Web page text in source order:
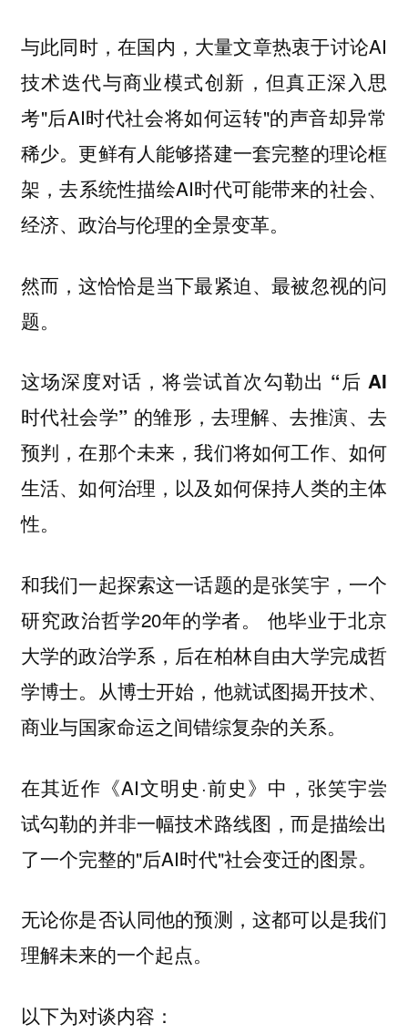
与此同时，在国内，大量文章热衷于讨论AI
技术迭代与商业模式创新，但真正深入思
考"后AI时代社会将如何运转"的声音却异常
稀少。更鲜有人能够搭建一套完整的理论框
架，去系统性描绘AI时代可能带来的社会、
经济、政治与伦理的全景变革。
然而，这恰恰是当下最紧迫、最被忽视的问
题。
这场深度对话，将尝试首次勾勒出 “后 AI
时代社会学” 的雏形，去理解、去推演、去
预判，在那个未来，我们将如何工作、如何
生活、如何治理，以及如何保持人类的主体
性。
和我们一起探索这一话题的是张笑宇，一个
研究政治哲学20年的学者。 他毕业于北京
大学的政治学系，后在柏林自由大学完成哲
学博士。从博士开始，他就试图揭开技术、
商业与国家命运之间错综复杂的关系。
在其近作《AI文明史·前史》中，张笑宇尝
试勾勒的并非一幅技术路线图，而是描绘出
了一个完整的"后AI时代"社会变迁的图景。
无论你是否认同他的预测，这都可以是我们
理解未来的一个起点。
以下为对谈内容：